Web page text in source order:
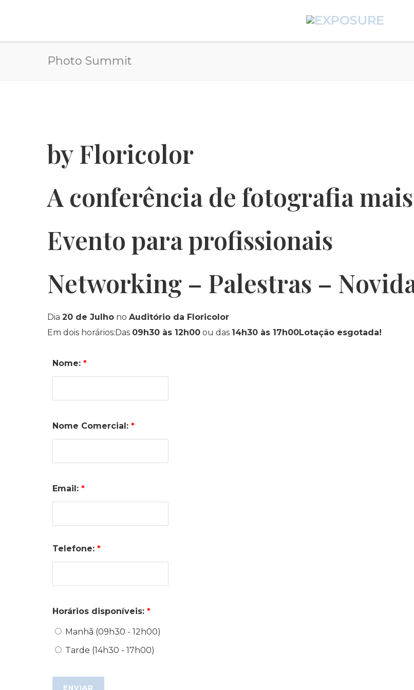
Photo Summit
by Floricolor
A conferência de fotografia
Evento para profissionais
Networking – Palestras –
Dia 20 de Julho no Auditório da Floricolor
Em dois horários:Das 09h30 às 12h00 ou das 14h30 às 17h00Lotação esgotada!
Nome: *
Nome Comercial: *
Email: *
Telefone: *
Horários disponíveis: *
Manhã (09h30 - 12h00)
Tarde (14h30 - 17h00)